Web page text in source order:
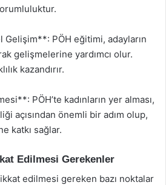
PÖH eğitimi, adayların
gelişmelerine yardımcı olur.
kazandırır.
PÖH’te kadınların yer alması,
açısından önemli bir adım olup,
katkı sağlar.
Edilmesi Gerekenler
edilmesi gereken bazı noktalar